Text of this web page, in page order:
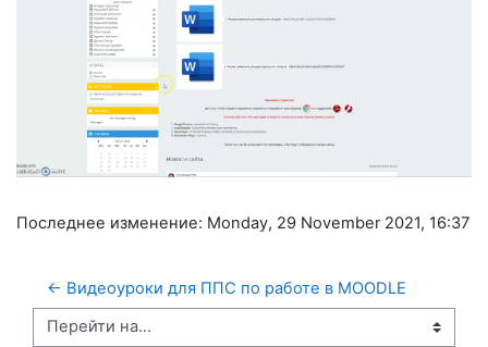
видео
Последнее изменение: Monday, 29 November 2021, 16:37
← Видеоуроки для ППС по работе в MOODLE
Перейти на...